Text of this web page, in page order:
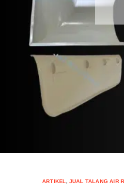
ARTIKEL, JUAL TALANG AIR